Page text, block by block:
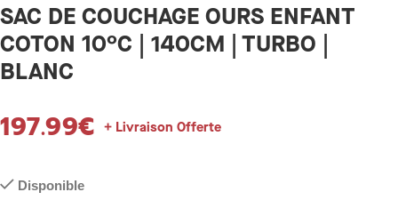
SAC DE COUCHAGE OURS ENFANT
COTON 10°C | 140CM | TURBO |
BLANC
197.99€ + Livraison Offerte
Disponible